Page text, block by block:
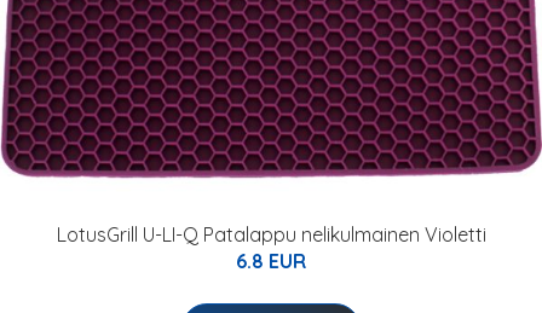
LotusGrill U-LI-Q Patalappu nelikulmainen Violetti
6.8 EUR